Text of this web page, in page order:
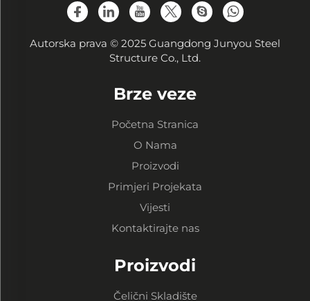
Autorska prava © 2025 Guangdong Junyou Steel
Structure Co., Ltd.
Brze veze
Početna Stranica
O Nama
Proizvodi
Primjeri Projekata
Vijesti
Kontaktirajte nas
Proizvodi
Čelični Skladište